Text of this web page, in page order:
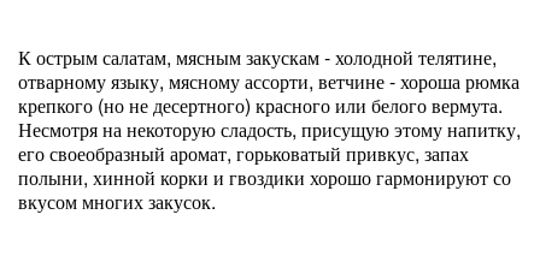
К острым салатам, мясным закускам - холодной телятине,
отварному языку, мясному ассорти, ветчине - хороша рюмка
крепкого (но не десертного) красного или белого вермута.
Несмотря на некоторую сладость, присущую этому напитку,
его своеобразный аромат, горьковатый привкус, запах
полыни, хинной корки и гвоздики хорошо гармонируют со
вкусом многих закусок.